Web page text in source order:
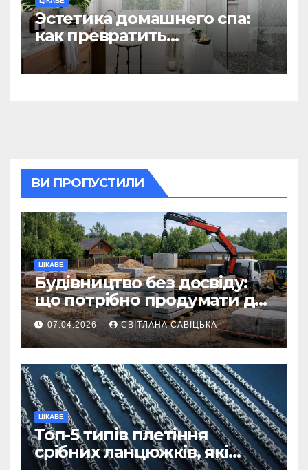
Эстетика домашнего спа:
как превратить
ежедневную гигиену в
восстанавливающий
ВИ ПРОПУСТИЛИ
ЦІКАВЕ
Будівництво без досвіду:
що потрібно продумати до
першої доставки на
ділянку
07.04.2026 СВІТЛАНА САВІЦЬКА
ЦІКАВЕ
Топ-5 типів плетіння
срібних ланцюжків, які